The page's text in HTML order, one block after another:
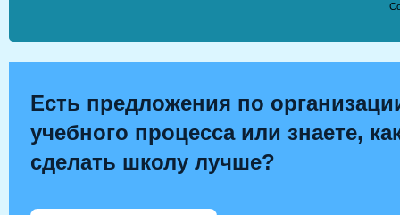
Есть предложения по
учебного процесса или знаете,
сделать школу лучше?